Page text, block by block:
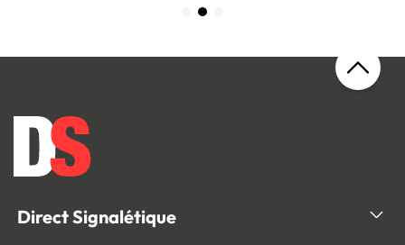
Direct Signalétique